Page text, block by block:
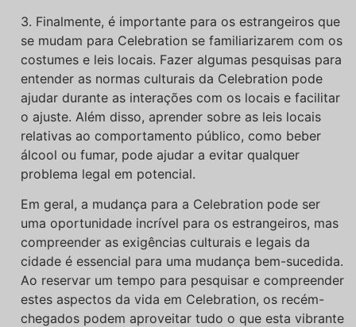
3. Finalmente, é importante para os estrangeiros que
se mudam para Celebration se familiarizarem com os
costumes e leis locais. Fazer algumas pesquisas para
entender as normas culturais da Celebration pode
ajudar durante as interações com os locais e facilitar
o ajuste. Além disso, aprender sobre as leis locais
relativas ao comportamento público, como beber
álcool ou fumar, pode ajudar a evitar qualquer
problema legal em potencial.
Em geral, a mudança para a Celebration pode ser
uma oportunidade incrível para os estrangeiros, mas
compreender as exigências culturais e legais da
cidade é essencial para uma mudança bem-sucedida.
Ao reservar um tempo para pesquisar e compreender
estes aspectos da vida em Celebration, os recém-
chegados podem aproveitar tudo o que esta vibrante